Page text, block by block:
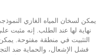
يمكن لسخان المياه الغازي
نهاية لها عند الطلب. إنه مثبت
التثبيت في منطقة مفتوحة.
فشل الإشعال، والحماية ضد